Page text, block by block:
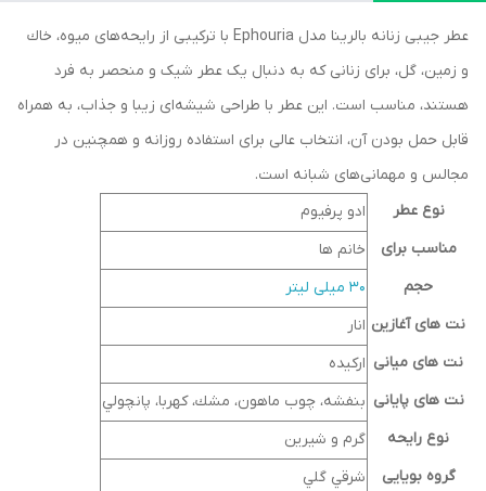
عطر جیبی زنانه بالرینا مدل Ephouria با ترکیبی از رایحه‌های ميوه، خاك
و زمين، گل، برای زنانی که به دنبال یک عطر شیک و منحصر به فرد
هستند، مناسب است. این عطر با طراحی شیشه‌ای زیبا و جذاب، به همراه
قابل حمل بودن آن، انتخاب عالی برای استفاده روزانه و همچنین در
مجالس و مهمانی‌های شبانه است.
نوع عطر
ادو پرفیوم
مناسب برای
خانم ها
حجم
30 میلی لیتر
نت های آغازین انار
نت های میانی اركيده
نت های پایانی بنفشه، چوب ماهون، مشك، كهربا، پانچولي
نوع رایحه
گرم و شیرین
گروه بویایی
شرقي گلي